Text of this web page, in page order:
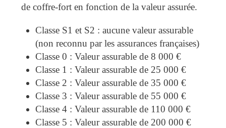
de coffre-fort en fonction de la valeur assurée.
Classe S1 et S2 : aucune valeur assurable
(non reconnu par les assurances françaises)
Classe 0 : Valeur assurable de 8 000 €
Classe 1 : Valeur assurable de 25 000 €
Classe 2 : Valeur assurable de 35 000 €
Classe 3 : Valeur assurable de 55 000 €
Classe 4 : Valeur assurable de 110 000 €
Classe 5 : Valeur assurable de 200 000 €